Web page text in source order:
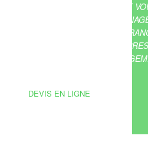
TRANSLIDER DÉMÉNAGEMENT
ASSISTER DANS VOTRE
GERMAIN-EN-LAYE VERS LA
OU À L’INTERNATIONAL. NOS
VOUS ASSURENT UN
DEVIS EN LIGNE